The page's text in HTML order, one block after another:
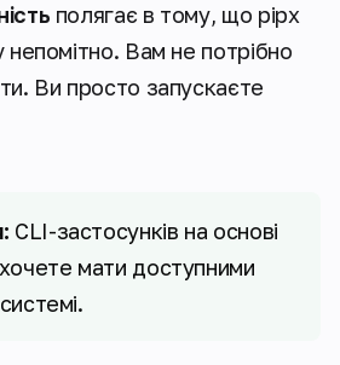
полягає в тому, що pipx
Вам не потрібно
Ви просто запускаєте
CLI-застосунків на основі
мати доступними